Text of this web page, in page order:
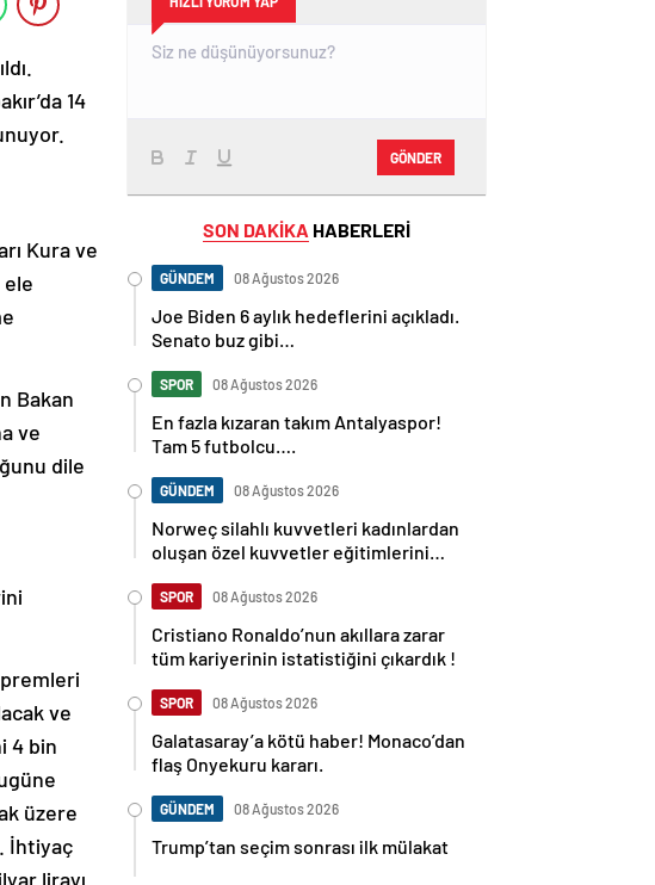
14
Kura ve
ele
Bakan
ve
dile
ve
4 bin
üzere
İhtiyaç
lirayı
GÖNDER
SON DAKİKA HABERLERİ
GÜNDEM 08 Ağustos 2026
Joe Biden 6 aylık hedeflerini açıkladı.
Senato buz gibi…
SPOR 08 Ağustos 2026
En fazla kızaran takım Antalyaspor!
Tam 5 futbolcu….
GÜNDEM 08 Ağustos 2026
Norweç silahlı kuvvetleri kadınlardan
oluşan özel kuvvetler eğitimlerini
SPOR 08 Ağustos 2026
Cristiano Ronaldo’nun akıllara zarar
tüm kariyerinin istatistiğini çıkardık !
SPOR 08 Ağustos 2026
Galatasaray’a kötü haber! Monaco’dan
flaş Onyekuru kararı.
GÜNDEM 08 Ağustos 2026
Trump’tan seçim sonrası ilk mülakat